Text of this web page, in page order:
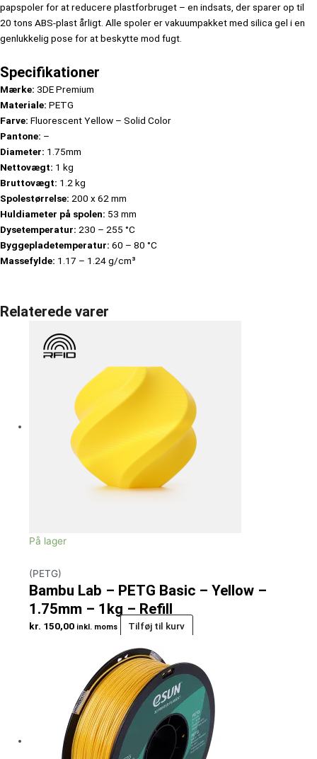
papspoler for at reducere plastforbruget – en indsats, der sparer op til
20 tons ABS-plast årligt. Alle spoler er vakuumpakket med silica gel i en
genlukkelig pose for at beskytte mod fugt.
Specifikationer
Mærke: 3DE Premium
Materiale: PETG
Farve: Fluorescent Yellow – Solid Color
Pantone: –
Diameter: 1.75mm
Nettovægt: 1 kg
Bruttovægt: 1.2 kg
Spolestørrelse: 200 x 62 mm
Huldiameter på spolen: 53 mm
Dysetemperatur: 230 – 255 °C
Byggepladetemperatur: 60 – 80 °C
Massefylde: 1.17 – 1.24 g/cm³
Relaterede varer
På lager
(PETG)
Bambu Lab – PETG Basic – Yellow –
1.75mm – 1kg – Refill
kr. 150,00 inkl. moms Tilføj til kurv